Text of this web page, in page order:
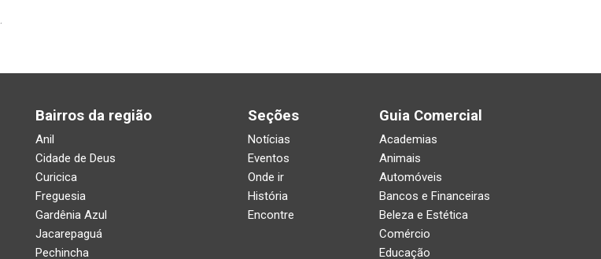
.
Bairros da região
Anil
Cidade de Deus
Curicica
Freguesia
Gardênia Azul
Jacarepaguá
Pechincha
Seções
Notícias
Eventos
Onde ir
História
Encontre
Guia Comercial
Academias
Animais
Automóveis
Bancos e Financeiras
Beleza e Estética
Comércio
Educação